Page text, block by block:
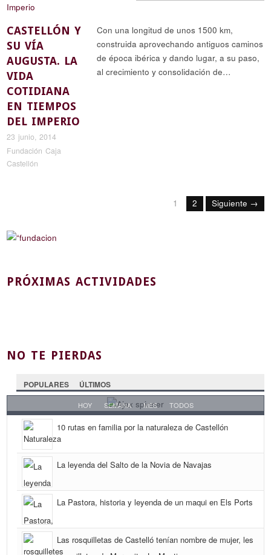
CASTELLÓN Y
SU VÍA
AUGUSTA. LA
VIDA
COTIDIANA
EN TIEMPOS
DEL IMPERIO
23 junio, 2014
Fundación Caja
Castellón
Con una longitud de unos 1500 km,
construida aprovechando antiguos caminos
de época ibérica y dando lugar, a su paso,
al crecimiento y consolidación de…
1 2 Siguiente →
PRÓXIMAS ACTIVIDADES
NO TE PIERDAS
POPULARES ÚLTIMOS
HOY SEMANA MES TODOS
10 rutas en familia por la naturaleza de Castellón
La leyenda del Salto de la Novia de Navajas
La Pastora, historia y leyenda de un maqui en Els Ports
Las rosquilletas de Castelló tenían nombre de mujer, les